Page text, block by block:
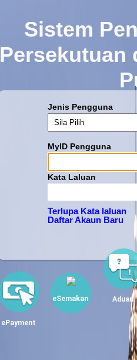
Sistem
Persekutuan
Jenis Pengguna
MyID Pengguna
Kata Laluan
Terlupa Kata laluan
Daftar Akaun Baru
ePayment
eSemakan Aduan